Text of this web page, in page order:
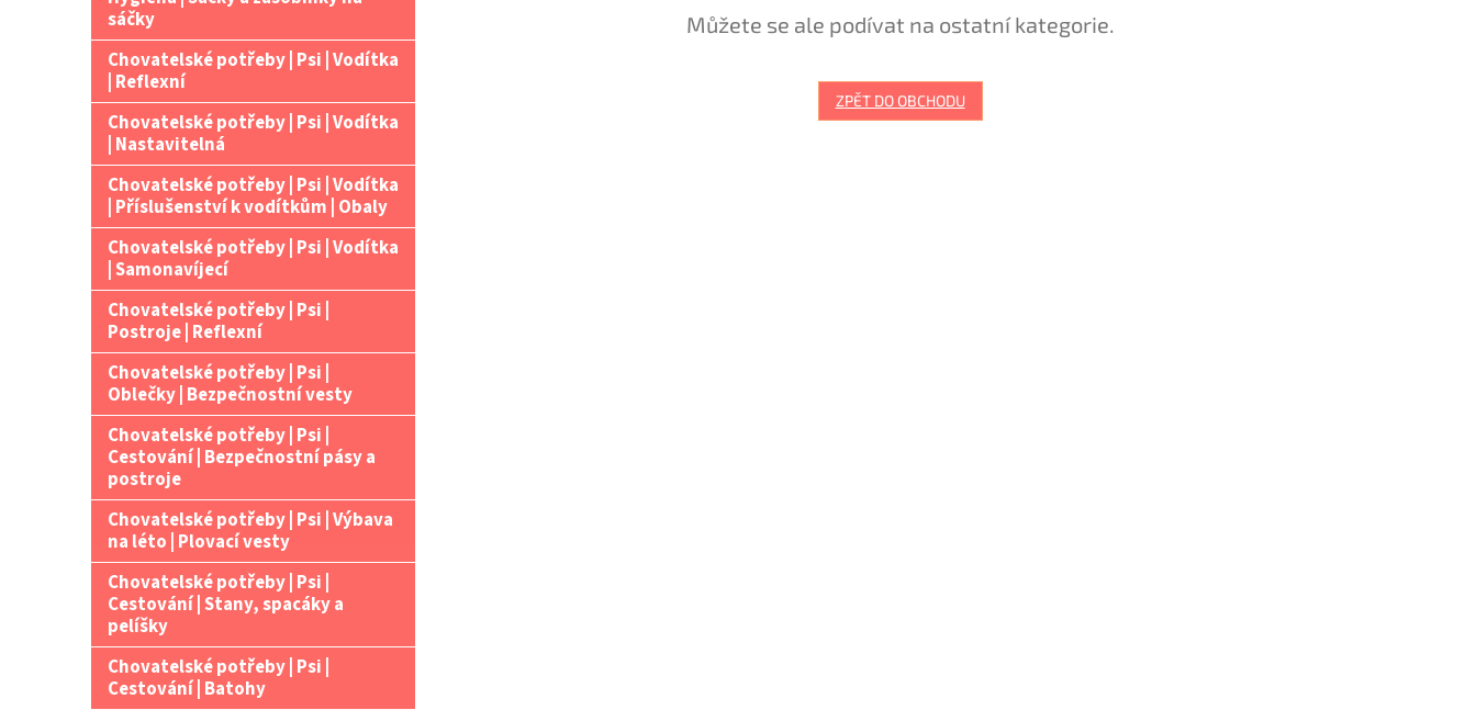
e
sáčky
Chovatelské potřeby | Psi | Vodítka
| Reflexní
Chovatelské potřeby | Psi | Vodítka
| Nastavitelná
Chovatelské potřeby | Psi | Vodítka
| Příslušenství k vodítkům | Obaly
Chovatelské potřeby | Psi | Vodítka
| Samonavíjecí
Chovatelské potřeby | Psi |
Postroje | Reflexní
Chovatelské potřeby | Psi |
Oblečky | Bezpečnostní vesty
Chovatelské potřeby | Psi |
Cestování | Bezpečnostní pásy a
postroje
Chovatelské potřeby | Psi | Výbava
na léto | Plovací vesty
Chovatelské potřeby | Psi |
Cestování | Stany, spacáky a
pelíšky
Chovatelské potřeby | Psi |
Cestování | Batohy
Můžete se ale podívat na ostatní kategorie.
ZPĚT DO OBCHODU